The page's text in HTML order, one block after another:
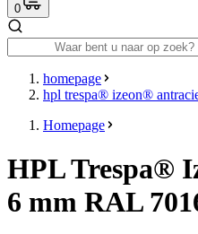
0
homepage
hpl trespa® izeon®
Homepage
HPL Trespa®
6 mm RAL